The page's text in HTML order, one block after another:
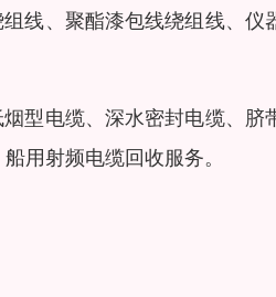
线、聚酯漆包线绕组线、仪
型电缆、深水密封电缆、脐
用射频电缆回收服务。